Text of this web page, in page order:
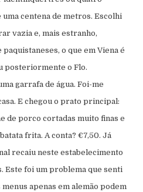
centena de metros. Escolhi
vazia e, mais estranho,
o que em Viena é
posteriormente o Flo.
garrafa de água. Foi-me
E chegou o prato principal:
de porco cortadas muito finas e
frita. A conta? €7,50. Já
recaiu neste estabelecimento
Este foi um problema que senti
apenas em alemão podem